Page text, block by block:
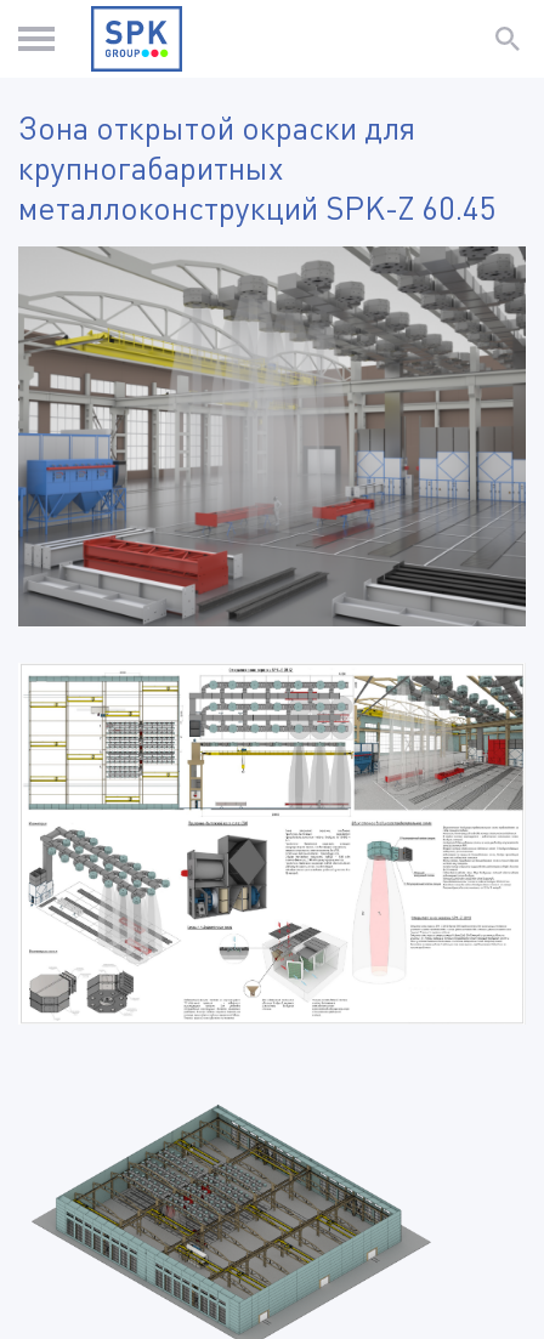
Зона открытой окраски для
крупногабаритных
металлоконструкций SPK-Z 60.45